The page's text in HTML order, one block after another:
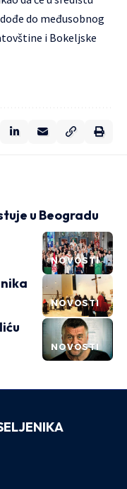
do međusobnog
i Bokeljske
u Beogradu
NOVOSTI
NOVOSTI
NOVOSTI